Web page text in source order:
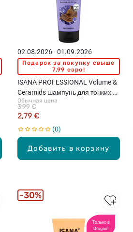
Добавить в корзину
02.08.2026 - 01.09.2026
Подарок за покупку свыше
7,99 евро!
ISANA PROFESSIONAL Volume &
Ceramids шампунь для тонких и
ломких волос, 250мл
Обычная цена
2,79 €
3,99 €
0
Только в
Drogas!
30%